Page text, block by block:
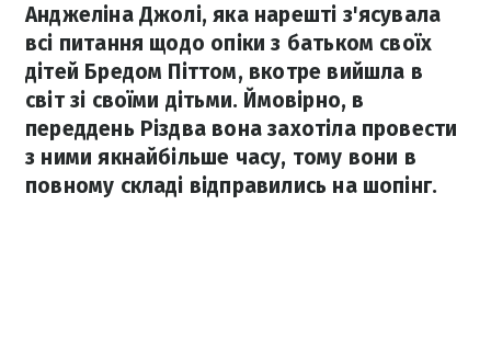
Анджеліна Джолі, яка нарешті з'ясувала
всі питання щодо опіки з батьком своїх
дітей Бредом Піттом, вкотре вийшла в
світ зі своїми дітьми. Ймовірно, в
переддень Різдва вона захотіла провести
з ними якнайбільше часу, тому вони в
повному складі відправились на шопінг.